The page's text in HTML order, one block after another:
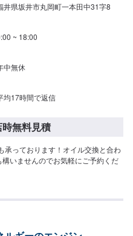
井県坂井市丸岡町一本田中31字8
~ 18:00
中無休
均17時間で返信
無料見積
承っております！オイル交換と合わ
いませんのでお気軽にご予約くだ